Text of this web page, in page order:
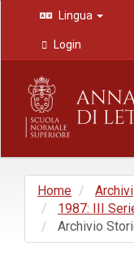
Navigazione
principale
Contenuto
principale
Barra
laterale
Lingua
Login
Home
Archivi
1987: III
Archivio